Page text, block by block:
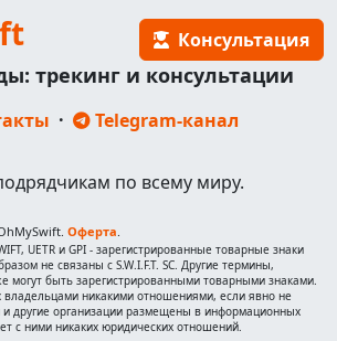
Консультация
трекинг и консультации
· Telegram-канал
по всему миру.
Оферта.
UETR и GPI - зарегистрированные товарные знаки
не связаны с S.W.I.F.T. SC. Другие термины,
могут быть зарегистрированными товарными знаками.
никакими отношениями, если явно не
и другие организации размещены в информационных
с ними никаких юридических отношений.